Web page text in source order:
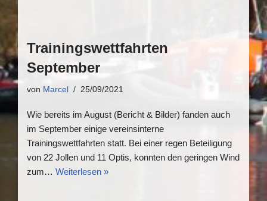
Trainingswettfahrten
September
von Marcel 25/09/2021
Wie bereits im August (Bericht & Bilder) fanden auch
im September einige vereinsinterne
Trainingswettfahrten statt. Bei einer regen Beteiligung
von 22 Jollen und 11 Optis, konnten den geringen Wind
zum… Weiterlesen »